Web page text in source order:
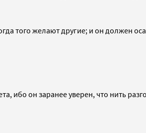
того желают другие; и он должен
он заранее уверен, что нить